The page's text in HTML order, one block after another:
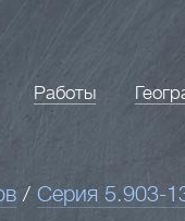
Работы
/ Серия 5.903-